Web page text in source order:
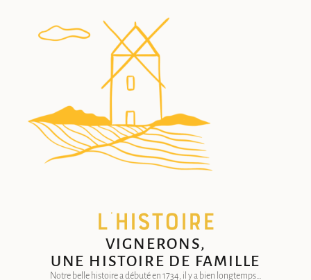
L’histoire
VIGNERONS,
UNE HISTOIRE DE FAMILLE
Notre belle histoire a débuté en 1734, il y a bien longtemps…